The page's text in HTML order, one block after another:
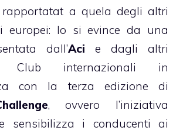
rapportatat a quela degli altri
europei: lo si evince da una
dall’Aci e dagli altri
Club internazionali in
con la terza edizione di
, ovvero l’iniziativa
sensibilizza i conducenti ai